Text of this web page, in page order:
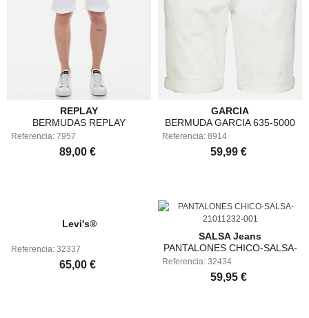
REPLAY
BERMUDAS REPLAY
MA981Y.000.8005301-1
Referencia: 7957
89,00 €
GARCIA
BERMUDA GARCIA 635-5000
SAVIO SHORT - WHITE
Referencia: 8914
59,99 €
Levi's®
Referencia: 32337
65,00 €
SALSA Jeans
PANTALONES CHICO-SALSA-
21011232-001
Referencia: 32434
59,95 €